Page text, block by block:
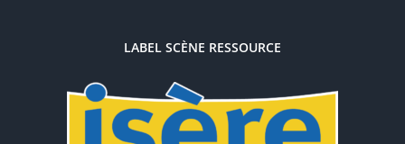
LABEL SCÈNE RESSOURCE